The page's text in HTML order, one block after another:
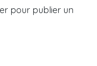
pour publier un